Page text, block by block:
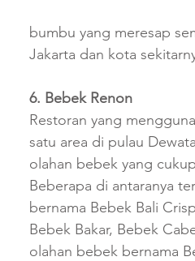
bumbu yang meresap
Jakarta dan kota
6. Bebek Renon
Restoran yang
satu area di pulau
olahan bebek yang
Beberapa di antaranya
bernama Bebek Bali
Bebek Bakar, Bebek
olahan bebek bernama